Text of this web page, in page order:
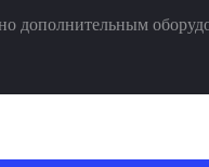
дополнительным